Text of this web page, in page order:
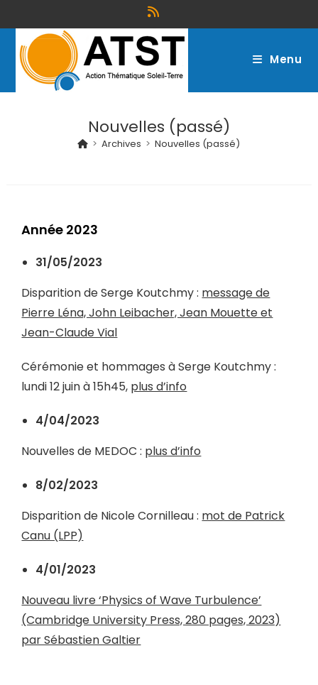
Menu
Nouvelles (passé)
> Archives > Nouvelles (passé)
Année 2023
31/05/2023
Disparition de Serge Koutchmy : message de
Pierre Léna, John Leibacher, Jean Mouette et
Jean-Claude Vial
Cérémonie et hommages à Serge Koutchmy :
lundi 12 juin à 15h45, plus d’info
4/04/2023
Nouvelles de MEDOC : plus d’info
8/02/2023
Disparition de Nicole Cornilleau : mot de Patrick
Canu (LPP)
4/01/2023
Nouveau livre ‘Physics of Wave Turbulence’
(Cambridge University Press, 280 pages, 2023)
par Sébastien Galtier